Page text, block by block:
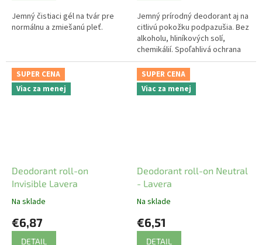
Jemný čistiaci gél na tvár pre
normálnu a zmiešanú pleť.
Jemný prírodný deodorant aj na
citlivú pokožku podpazušia. Bez
alkoholu, hliníkových solí,
chemikálií. Spoľahlivá ochrana
48h.
SUPER CENA
Viac za menej
Deodorant roll-on
Invisible Lavera
Na sklade
€6,87
DETAIL
SUPER CENA
Viac za menej
Deodorant roll-on Neutral
- Lavera
Na sklade
€6,51
DETAIL